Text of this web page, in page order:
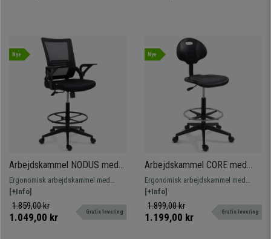
Nye
Arbejdskammel NODUS med
Mesh Ryglæn, Vippefunktion
og Klapbare Armlæn, Sort
Ergonomisk arbejdskammel med
mesh-ryglæn, vippefunktion og
justerbar fodstøtte. Perfekt til høje
arbejdsstationer.
[+Info]
1.859,00 kr
1.049,00 kr Gratis levering
Nye
Arbejdskammel CORE med
Ergonomisk Sæde,
Højdejustering og Vaskbar
Overflade, Sort
Ergonomisk arbejdskammel med
vaskbar overflade, højdejustering og
fodstøtte. Ideel til hygiejniske
arbejdsstationer.
[+Info]
1.899,00 kr
1.199,00 kr Gratis levering